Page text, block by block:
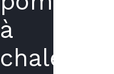
à
chaleur